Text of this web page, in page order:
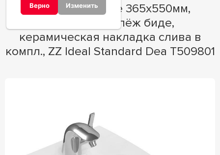
Верно Изменить
Биде подвесное 365х550мм,
скрытый крепёж биде,
керамическая накладка слива в
компл., ZZ Ideal Standard Dea T509801